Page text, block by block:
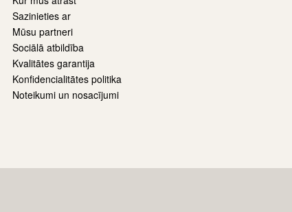
Sazinieties ar
Mūsu partneri
Sociālā atbildība
Kvalitātes garantija
Konfidencialitātes politika
Noteikumi un nosacījumi